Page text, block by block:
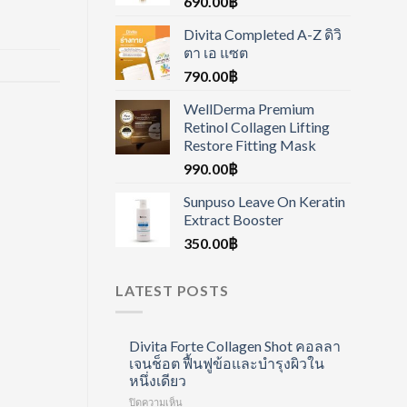
Divita Completed A-Z ดิวิ
ตา เอ แซต
790.00฿
WellDerma Premium
Retinol Collagen Lifting
Restore Fitting Mask
990.00฿
Sunpuso Leave On Keratin
Extract Booster
350.00฿
LATEST POSTS
Divita Forte Collagen Shot คอลลา
เจนช็อต ฟื้นฟูข้อและบำรุงผิวใน
หนึ่งเดียว
ปิดความเห็น